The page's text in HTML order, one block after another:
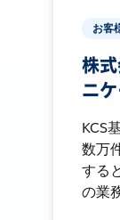
お客
株
ニ
KCS
数万
する
の業